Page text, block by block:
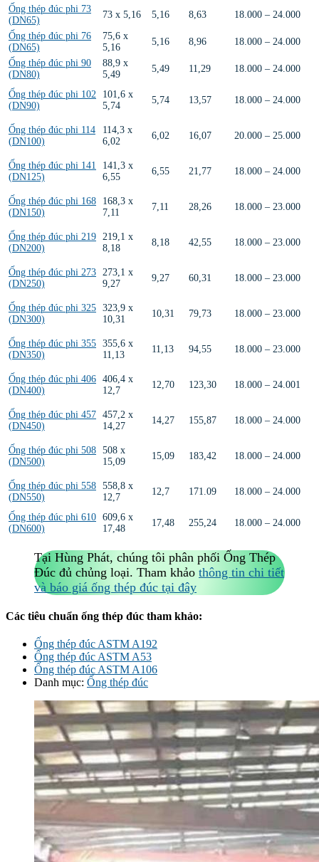
Ống thép đúc phi 73
(DN65)
73 x 5,16 5,16 8,63
18.000 – 24.000
Ống thép đúc phi 76
(DN65)
75,6 x
5,16
5,16 8,96
18.000 – 24.000
Ống thép đúc phi 90
(DN80)
88,9 x
5,49
5,49 11,29 18.000 – 24.000
Ống thép đúc phi 102
(DN90)
101,6 x
5,74
5,74 13,57 18.000 – 24.000
Ống thép đúc phi 114
(DN100)
114,3 x
6,02
6,02 16,07 20.000 – 25.000
Ống thép đúc phi 141
(DN125)
141,3 x
6,55
6,55 21,77 18.000 – 24.000
Ống thép đúc phi 168
(DN150)
168,3 x
7,11
7,11 28,26 18.000 – 23.000
Ống thép đúc phi 219
(DN200)
219,1 x
8,18
8,18 42,55 18.000 – 23.000
Ống thép đúc phi 273
(DN250)
273,1 x
9,27
9,27 60,31 18.000 – 23.000
Ống thép đúc phi 325
(DN300)
323,9 x
10,31
10,31 79,73 18.000 – 23.000
Ống thép đúc phi 355
(DN350)
355,6 x
11,13
11,13 94,55 18.000 – 23.000
Ống thép đúc phi 406
(DN400)
406,4 x
12,7
12,70 123,30 18.000 – 24.001
Ống thép đúc phi 457
(DN450)
457,2 x
14,27
14,27 155,87 18.000 – 24.000
Ống thép đúc phi 508
(DN500)
508 x
15,09
15,09 183,42 18.000 – 24.000
Ống thép đúc phi 558
(DN550)
558,8 x
12,7
12,7 171.09 18.000 – 24.000
Ống thép đúc phi 610
(DN600)
609,6 x
17,48
17,48 255,24 18.000 – 24.000
Tại Hùng Phát, chúng tôi phân phối Ống Thép
Đúc đủ chủng loại. Tham khảo thông tin chi tiết
và báo giá ống thép đúc tại đây
Các tiêu chuẩn ống thép đúc tham khảo:
Ống thép đúc ASTM A192
Ống thép đúc ASTM A53
Ống thép đúc ASTM A106
Danh mục: Ống thép đúc